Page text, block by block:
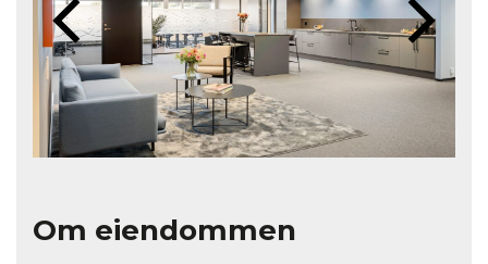
Om eiendommen